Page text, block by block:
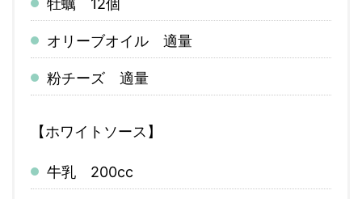
牡蠣 12個
オリーブオイル 適量
粉チーズ 適量
【ホワイトソース】
牛乳 200cc